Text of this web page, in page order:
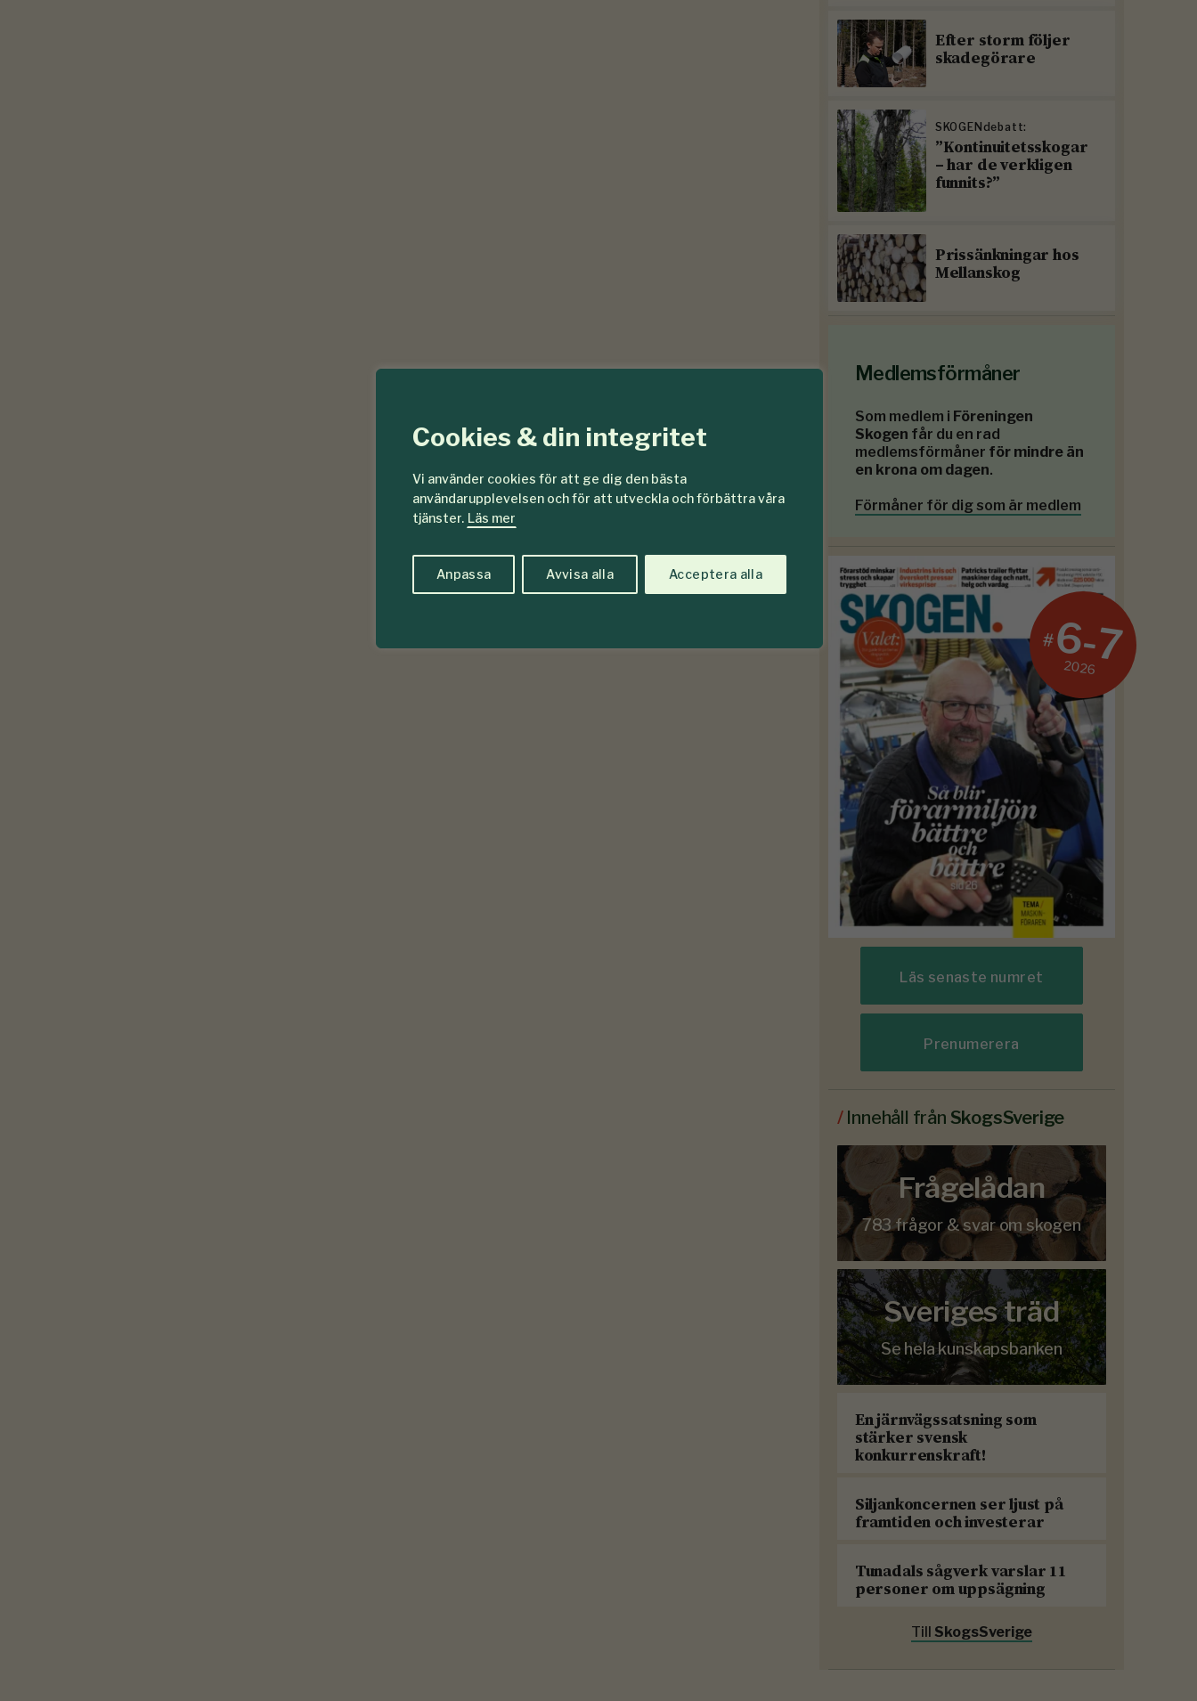
Cookies & din integritet
Vi använder cookies för att ge dig den bästa
användarupplevelsen och för att utveckla och förbättra våra
tjänster. Läs mer
Anpassa Avvisa alla Acceptera alla
Efter storm följer
skadegörare
SKOGENdebatt:
”Kontinuitetsskogar
– har de verkligen
funnits?”
Prissänkningar hos
Mellanskog
Medlemsförmåner
Som medlem i Föreningen
Skogen får du en rad
medlemsförmåner för mindre än
en krona om dagen.
Förmåner för dig som är medlem
#6-7
2026
Läs senaste numret
Prenumerera
/ Innehåll från SkogsSverige
Frågelådan
783 frågor & svar om skogen
Sveriges träd
Se hela kunskapsbanken
En järnvägssatsning som
stärker svensk
konkurrenskraft!
Siljankoncernen ser ljust på
framtiden och investerar
Tunadals sågverk varslar 11
personer om uppsägning
Till SkogsSverige